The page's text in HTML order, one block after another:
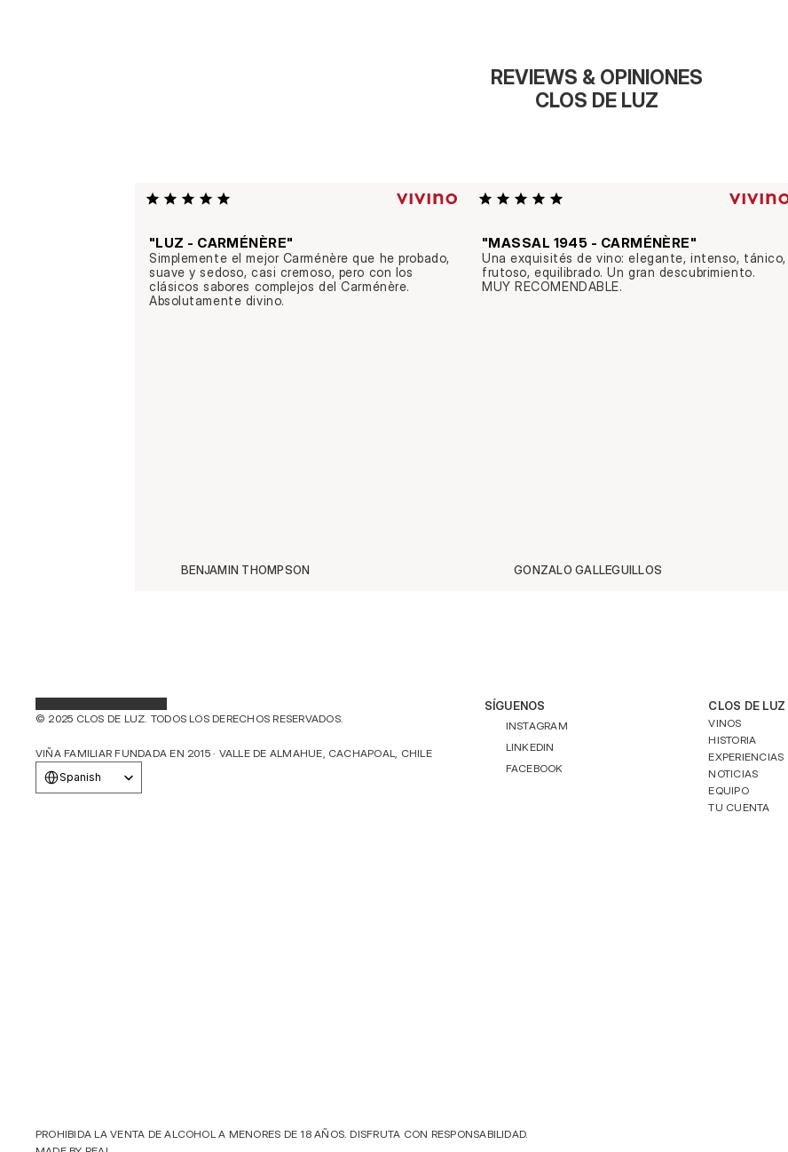
REVIEWS & OPINIONES
CLOS DE LUZ
"LUZ - CARMÉNÈRE"
Simplemente el mejor Carménère que he probado,
suave y sedoso, casi cremoso, pero con los
clásicos sabores complejos del Carménère.
Absolutamente divino.
BENJAMIN THOMPSON
"MASSAL 1945 - CARMÉNÈRE"
Una exquisités de vino: elegante, intenso, tánico,
frutoso, equilibrado. Un gran descubrimiento.
MUY RECOMENDABLE.
GONZALO GALLEGUILLOS
© 2025 CLOS DE LUZ. TODOS LOS DERECHOS RESERVADOS.
VIÑA FAMILIAR FUNDADA EN 2015 · VALLE DE ALMAHUE, CACHAPOAL, CHILE
Spanish
SÍGUENOS
INSTAGRAM
LINKEDIN
FACEBOOK
CLOS DE LUZ
VINOS
HISTORIA
EXPERIENCIAS
NOTICIAS
EQUIPO
TU CUENTA
PROHIBIDA LA VENTA DE ALCOHOL A MENORES DE 18 AÑOS. DISFRUTA CON RESPONSABILIDAD.